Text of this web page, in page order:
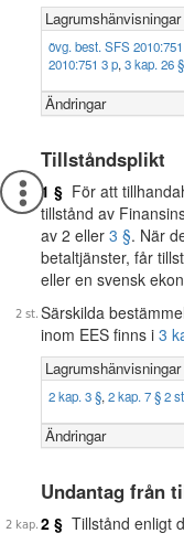
övg. best. SFS
2010:751 3 p, 3 kap. 26
Ändringar
Tillståndsplikt
1 § För att
tillstånd av
av 2 eller 3 §. När
betaltjänster, får
eller en svensk
Särskilda
inom EES finns i 3
2 kap. 3 §, 2 kap. 7 § 2 st
Ändringar
Undantag från
2 § Tillstånd enligt